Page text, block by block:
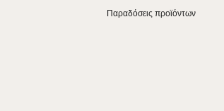
Παραδόσεις προϊόντων